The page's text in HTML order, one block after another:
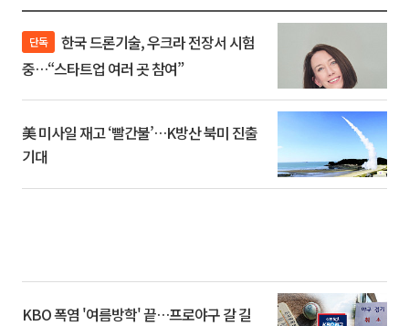
단독
중…“스타트업 여러 곳 참여”
美 미사일 재고 ‘빨간불’…K방산 북미 진출
기대
KBO 폭염 '여름방학' 끝…프로야구 갈 길